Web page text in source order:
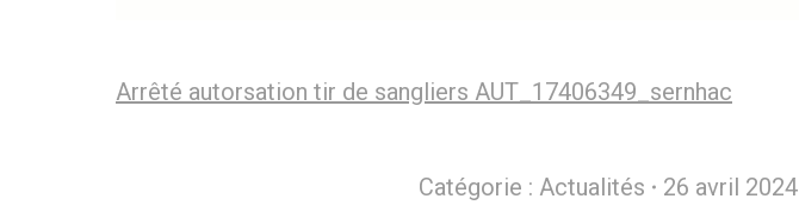
Arrêté autorsation tir de sangliers AUT_17406349_sernhac
Catégorie : Actualités 26 avril 2024